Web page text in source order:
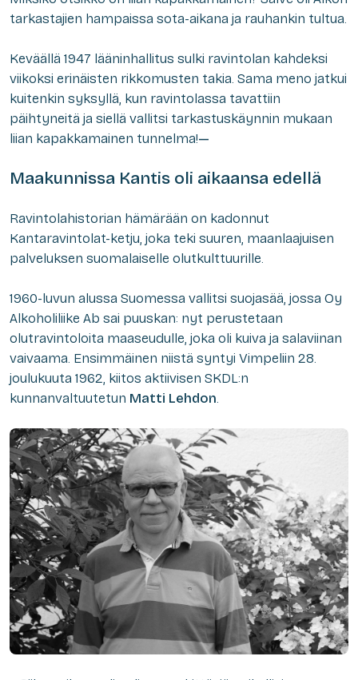
tarkastajien hampaissa sota-aikana ja rauhankin tultua.
Keväällä 1947 lääninhallitus sulki ravintolan kahdeksi
viikoksi erinäisten rikkomusten takia. Sama meno jatkui
kuitenkin syksyllä, kun ravintolassa tavattiin
päihtyneitä ja siellä vallitsi tarkastuskäynnin mukaan
liian kapakkamainen tunnelma!—
Maakunnissa Kantis oli aikaansa edellä
Ravintolahistorian hämärään on kadonnut
Kantaravintolat-ketju, joka teki suuren, maanlaajuisen
palveluksen suomalaiselle olutkulttuurille.
1960-luvun alussa Suomessa vallitsi suojasää, jossa Oy
Alkoholiliike Ab sai puuskan: nyt perustetaan
olutravintoloita maaseudulle, joka oli kuiva ja salaviinan
vaivaama. Ensimmäinen niistä syntyi Vimpeliin 28.
joulukuuta 1962, kiitos aktiivisen SKDL:n
kunnanvaltuutetun Matti Lehdon.